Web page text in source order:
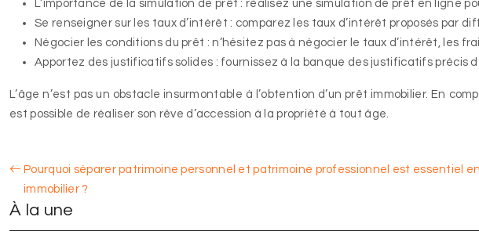
L’importance de la simulation de prêt : réalisez une simulation de prêt en ligne
Se renseigner sur les taux d’intérêt : comparez les taux d’intérêt proposés par
Négocier les conditions du prêt : n’hésitez pas à négocier le taux d’intérêt, les
Apportez des justificatifs solides : fournissez à la banque des justificatifs précis
L’âge n’est pas un obstacle insurmontable à l’obtention d’un prêt immobilier. En
est possible de réaliser son rêve d’accession à la propriété à tout âge.
Pourquoi séparer patrimoine personnel et patrimoine professionnel est essentiel en
immobilier ?
À la une